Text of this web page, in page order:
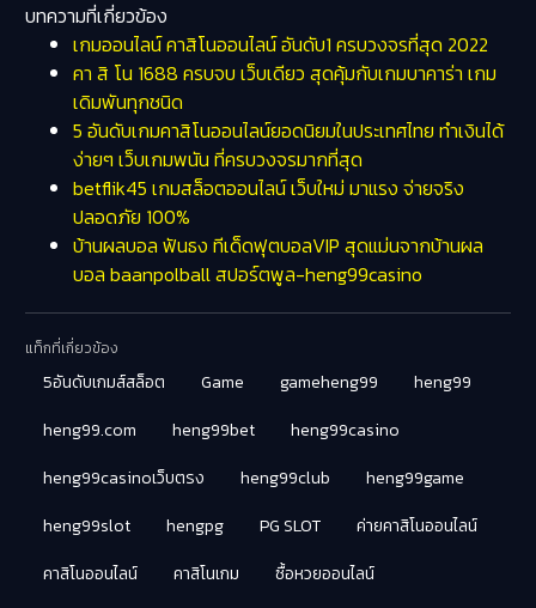
บทความที่เกี่ยวข้อง
เกมออนไลน์ คาสิโนออนไลน์ อันดับ1 ครบวงจรที่สุด 2022
คา สิ โน 1688 ครบจบ เว็บเดียว สุดคุ้มกับเกมบาคาร่า เกม
เดิมพันทุกชนิด
5 อันดับเกมคาสิโนออนไลน์ยอดนิยมในประเทศไทย ทำเงินได้
ง่ายๆ เว็บเกมพนัน ที่ครบวงจรมากที่สุด
betflik45 เกมสล็อตออนไลน์ เว็บใหม่ มาแรง จ่ายจริง
ปลอดภัย 100%
บ้านผลบอล ฟันธง ทีเด็ดฟุตบอลVIP สุดแม่นจากบ้านผล
บอล baanpolball สปอร์ตพูล-heng99casino
แท็กที่เกี่ยวข้อง
5อันดับเกมส์สล็อต Game gameheng99
heng99
heng99.com
heng99bet
heng99casino
heng99casinoเว็บตรง
heng99club
heng99game
heng99slot
hengpg PG SLOT
ค่ายคาสิโนออนไลน์
คาสิโนออนไลน์
คาสิโนเกม
ซื้อหวยออนไลน์